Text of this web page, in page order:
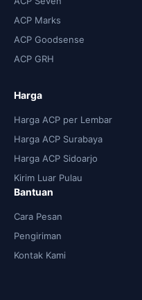
ACP Marks
ACP Goodsense
ACP GRH
Harga
Harga ACP per Lembar
Harga ACP Surabaya
Harga ACP Sidoarjo
Kirim Luar Pulau
Bantuan
Cara Pesan
Pengiriman
Kontak Kami